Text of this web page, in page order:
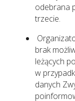
odebrana
trzecie.
brak
leżących
w
danych